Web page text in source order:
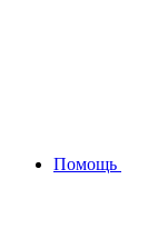
Помощь